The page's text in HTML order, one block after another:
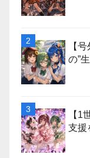
【
の”
【1
支援